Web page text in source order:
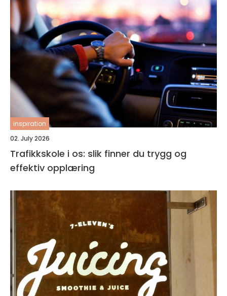
inspiration
02. July 2026
Trafikkskole i os: slik finner du trygg og
effektiv opplæring